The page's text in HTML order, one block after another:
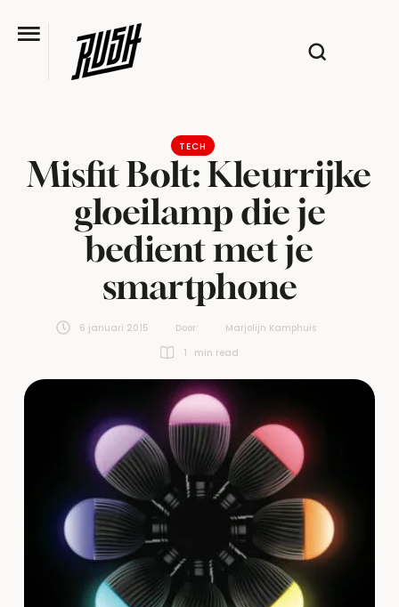
TECH
Misfit Bolt: Kleurrijke
gloeilamp die je
bedient met je
smartphone
6 januari 2015 Door:
Marjolijn Kamphuis
1
min read